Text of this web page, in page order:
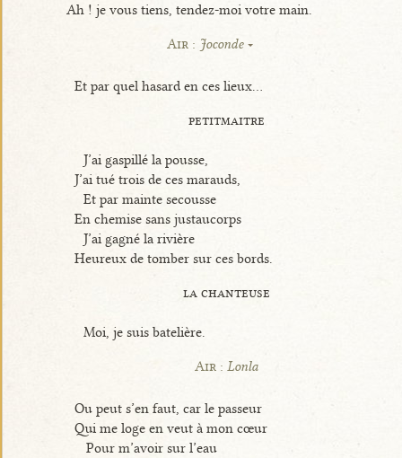
Ah ! je vous tiens, tendez-moi votre main.
Air : Joconde
Et par quel hasard en ces lieux...
petitmaitre
J’ai gaspillé la pousse,
J’ai tué trois de ces marauds,
Et par mainte secousse
En chemise sans justaucorps
J’ai gagné la rivière
Heureux de tomber sur ces bords.
la chanteuse
Moi, je suis batelière.
Air : Lonla
Ou peut s’en faut, car le passeur
Qui me loge en veut à mon cœur
Pour m’avoir sur l’eau